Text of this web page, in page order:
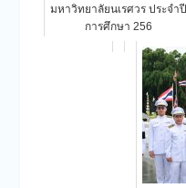
มหาวิทยาลัยนเรศวร ประจำปี
การศึกษา 256